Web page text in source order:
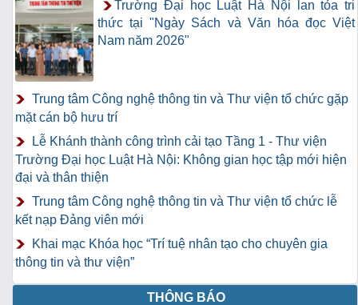
Trường Đại học Luật Hà Nội lan tỏa tri
thức tại "Ngày Sách và Văn hóa đọc Việt
Nam năm 2026"
Trung tâm Công nghệ thông tin và Thư viện tổ chức gặp
mặt cán bộ hưu trí
Lễ Khánh thành công trình cải tạo Tầng 1 - Thư viện
Trường Đại học Luật Hà Nội: Không gian học tập mới hiện
đại và thân thiện
Trung tâm Công nghệ thông tin và Thư viện tổ chức lễ
kết nạp Đảng viên mới
Khai mạc Khóa học “Trí tuệ nhân tạo cho chuyên gia
thông tin và thư viện”
THÔNG BÁO